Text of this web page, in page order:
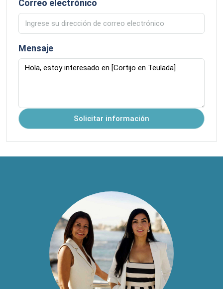
Correo electrónico
Mensaje
Solicitar información